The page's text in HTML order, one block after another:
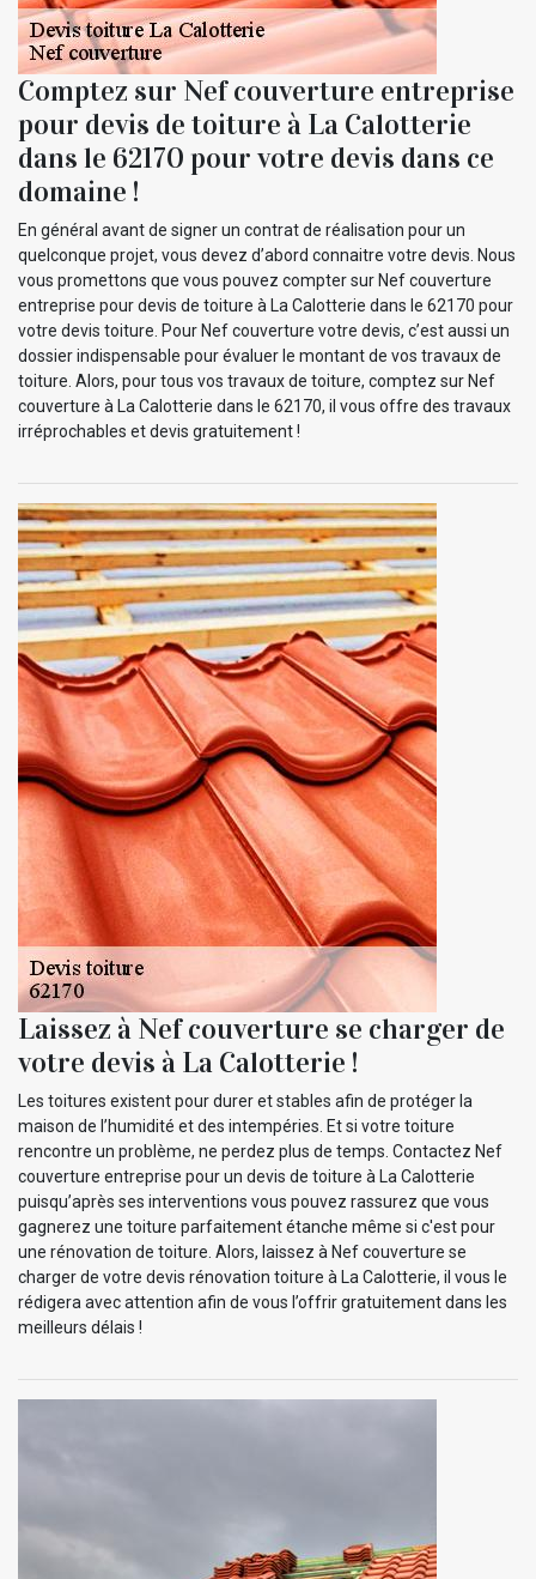
Comptez sur Nef couverture entreprise
pour devis de toiture à La Calotterie
dans le 62170 pour votre devis dans ce
domaine !
En général avant de signer un contrat de réalisation pour un
quelconque projet, vous devez d’abord connaitre votre devis. Nous
vous promettons que vous pouvez compter sur Nef couverture
entreprise pour devis de toiture à La Calotterie dans le 62170 pour
votre devis toiture. Pour Nef couverture votre devis, c’est aussi un
dossier indispensable pour évaluer le montant de vos travaux de
toiture. Alors, pour tous vos travaux de toiture, comptez sur Nef
couverture à La Calotterie dans le 62170, il vous offre des travaux
irréprochables et devis gratuitement !
Laissez à Nef couverture se charger de
votre devis à La Calotterie !
Les toitures existent pour durer et stables afin de protéger la
maison de l’humidité et des intempéries. Et si votre toiture
rencontre un problème, ne perdez plus de temps. Contactez Nef
couverture entreprise pour un devis de toiture à La Calotterie
puisqu’après ses interventions vous pouvez rassurez que vous
gagnerez une toiture parfaitement étanche même si c'est pour
une rénovation de toiture. Alors, laissez à Nef couverture se
charger de votre devis rénovation toiture à La Calotterie, il vous le
rédigera avec attention afin de vous l’offrir gratuitement dans les
meilleurs délais !